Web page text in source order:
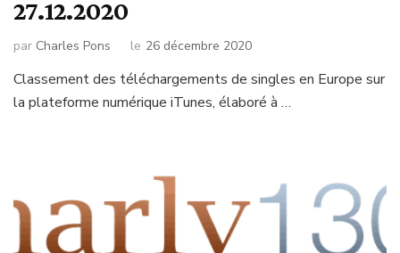
27.12.2020
par Charles Pons le 26 décembre 2020
Classement des téléchargements de singles en Europe sur
la plateforme numérique iTunes, élaboré à …